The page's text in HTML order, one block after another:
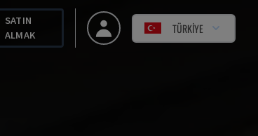
SATIN
ALMAK
TÜRKIYE